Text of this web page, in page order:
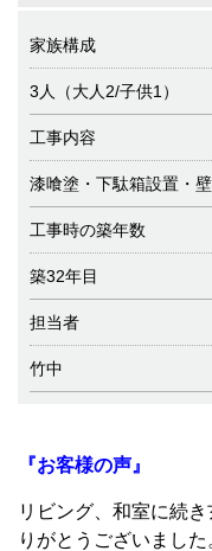
家族構成
3人（大人2/子供1）
工事内容
漆喰塗・下駄箱設置・
工事時の築年数
築32年目
担当者
竹中
『お客様の声』
リビング、和室に続
りがとうございました